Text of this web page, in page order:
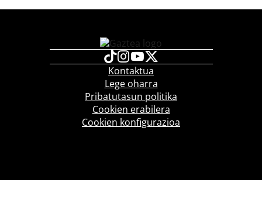
Kontaktua
Lege oharra
Pribatutasun politika
Cookien erabilera
Cookien konfigurazioa